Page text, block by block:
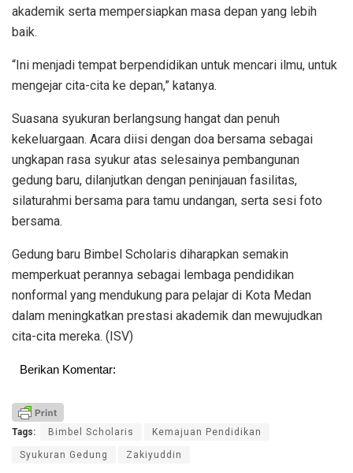
akademik serta mempersiapkan masa depan yang lebih
baik.
“Ini menjadi tempat berpendidikan untuk mencari ilmu, untuk
mengejar cita-cita ke depan,” katanya.
Suasana syukuran berlangsung hangat dan penuh
kekeluargaan. Acara diisi dengan doa bersama sebagai
ungkapan rasa syukur atas selesainya pembangunan
gedung baru, dilanjutkan dengan peninjauan fasilitas,
silaturahmi bersama para tamu undangan, serta sesi foto
bersama.
Gedung baru Bimbel Scholaris diharapkan semakin
memperkuat perannya sebagai lembaga pendidikan
nonformal yang mendukung para pelajar di Kota Medan
dalam meningkatkan prestasi akademik dan mewujudkan
cita-cita mereka. (ISV)
Berikan Komentar:
Tags: Bimbel Scholaris Kemajuan Pendidikan
Syukuran Gedung Zakiyuddin